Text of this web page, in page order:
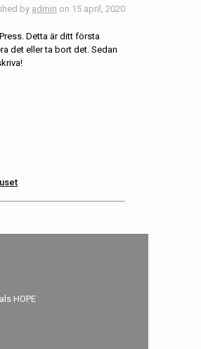
by admin on 15 april, 2020
Detta är ditt första
det eller ta bort det. Sedan
HOPE